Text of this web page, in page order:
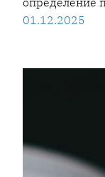
01.12.2025